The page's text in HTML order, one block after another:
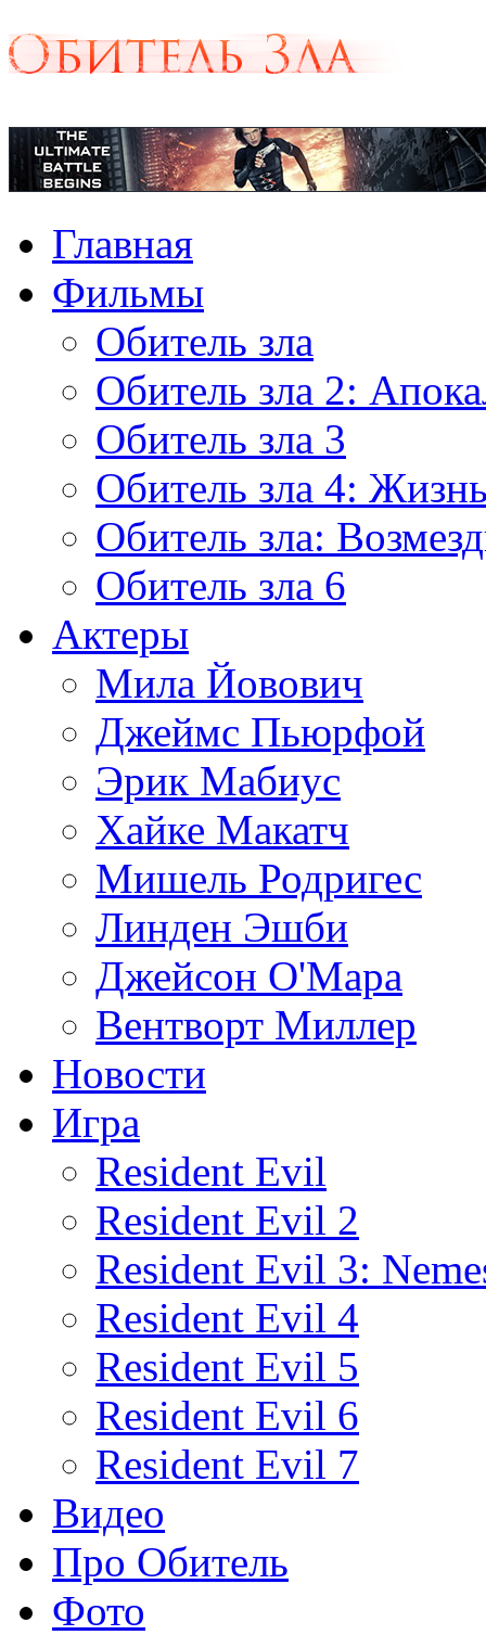
Главная
Фильмы
Обитель зла
Обитель зла 2:
Обитель зла 3
Обитель зла 4:
Обитель зла:
Обитель зла 6
Актеры
Мила Йовович
Джеймс Пьюрфой
Эрик Мабиус
Хайке Макатч
Мишель Родригес
Линден Эшби
Джейсон О'Мара
Вентворт Миллер
Новости
Игра
Resident Evil
Resident Evil 2
Resident Evil 3:
Resident Evil 4
Resident Evil 5
Resident Evil 6
Resident Evil 7
Видео
Про Обитель
Фото